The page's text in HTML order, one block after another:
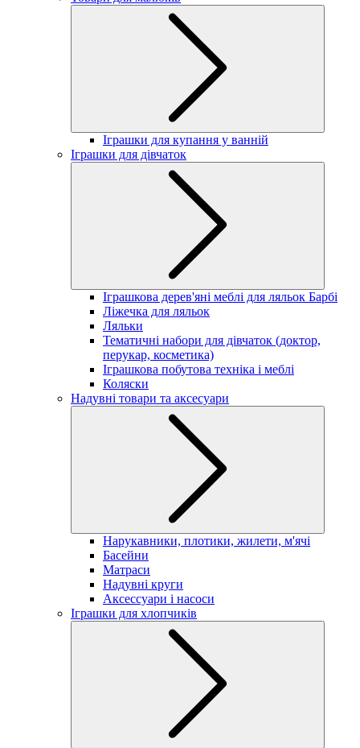
Іграшки для купання у ванній
Іграшки для дівчаток
Іграшкова дерев'яні меблі для ляльок Барбі
Ліжечка для ляльок
Ляльки
Тематичні набори для дівчаток (доктор,
перукар, косметика)
Іграшкова побутова техніка і меблі
Коляски
Надувні товари та аксесуари
Нарукавники, плотики, жилети, м'ячі
Басейни
Матраси
Надувні круги
Аксессуари і насоси
Іграшки для хлопчиків